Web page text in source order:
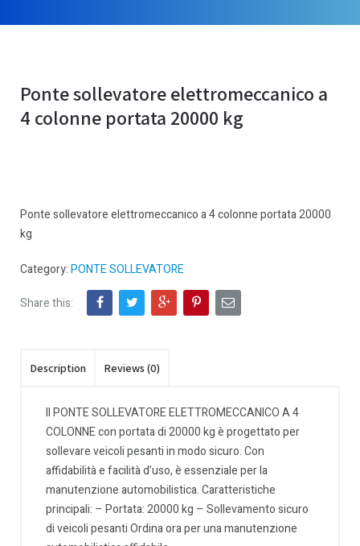
Ponte sollevatore elettromeccanico a
4 colonne portata 20000 kg
Ponte sollevatore elettromeccanico a 4 colonne portata 20000
kg
Category:PONTE SOLLEVATORE
Share this:
Description Reviews (0)
Il PONTE SOLLEVATORE ELETTROMECCANICO A 4
COLONNE con portata di 20000 kg è progettato per
sollevare veicoli pesanti in modo sicuro. Con
affidabilità e facilità d’uso, è essenziale per la
manutenzione automobilistica. Caratteristiche
principali: – Portata: 20000 kg – Sollevamento sicuro
di veicoli pesanti Ordina ora per una manutenzione